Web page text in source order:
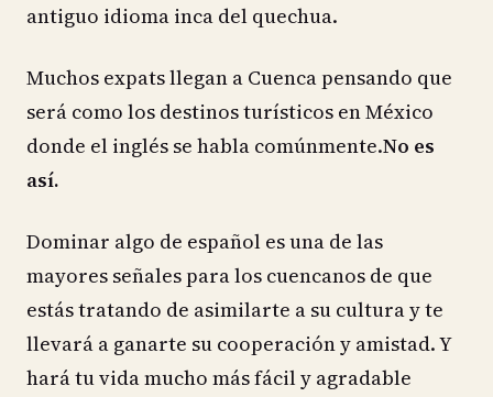
antiguo idioma inca del quechua.
Muchos expats llegan a Cuenca pensando que
será como los destinos turísticos en México
donde el inglés se habla comúnmente.No es
así.
Dominar algo de español es una de las
mayores señales para los cuencanos de que
estás tratando de asimilarte a su cultura y te
llevará a ganarte su cooperación y amistad. Y
hará tu vida mucho más fácil y agradable